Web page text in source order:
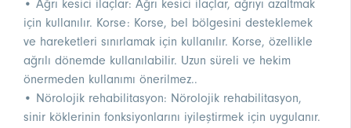
• Ağrı kesici ilaçlar: Ağrı kesici ilaçlar, ağrıyı azaltmak
için kullanılır. Korse: Korse, bel bölgesini desteklemek
ve hareketleri sınırlamak için kullanılır. Korse, özellikle
ağrılı dönemde kullanılabilir. Uzun süreli ve hekim
önermeden kullanımı önerilmez..
• Nörolojik rehabilitasyon: Nörolojik rehabilitasyon,
sinir köklerinin fonksiyonlarını iyileştirmek için uygulanır.